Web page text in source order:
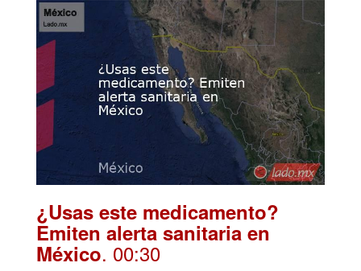
¿Usas este medicamento?
Emiten alerta sanitaria en
México. 00:30